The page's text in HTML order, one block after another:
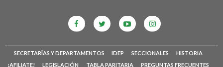
SECRETARÍAS Y DEPARTAMENTOS IDEP SECCIONALES
HISTORIA
¡AFILIATE!
LEGISLACIÓN TABLA PARITARIA PREGUNTAS FRECUENTES